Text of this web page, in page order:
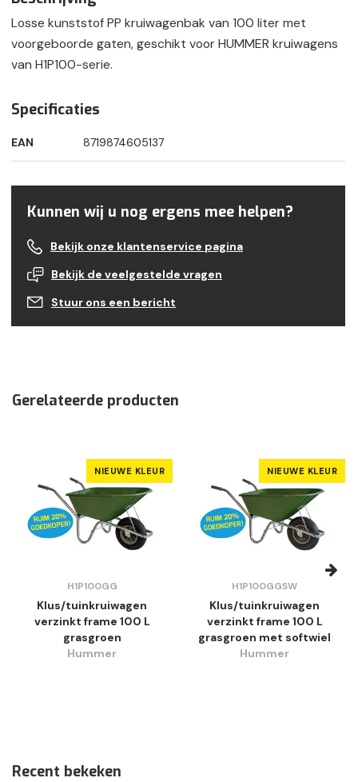
Losse kunststof PP kruiwagenbak van 100 liter met
voorgeboorde gaten, geschikt voor HUMMER kruiwagens
van H1P100-serie.
Specificaties
EAN 8719874605137
Kunnen wij u nog ergens mee helpen?
Bekijk onze klantenservice pagina
Bekijk de veelgestelde vragen
Stuur ons een bericht
Gerelateerde producten
NIEUWE KLEUR
H1P100GG
Klus/tuinkruiwagen
verzinkt frame 100 L
grasgroen
Hummer
NIEUWE KLEUR
H1P100GGSW
Klus/tuinkruiwagen
verzinkt frame 100 L
grasgroen met softwiel
Hummer
Recent bekeken